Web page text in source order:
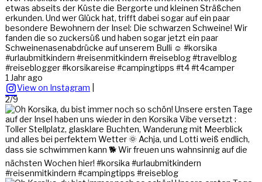
etwas abseits der Küste die Bergorte und kleinen Sträßchen
erkunden. Und wer Glück hat, trifft dabei sogar auf ein paar
besondere Bewohnern der Insel: Die schwarzen Schweine! Wir
fanden die so zuckersüß und haben sogar jetzt ein paar
Schweinenasenabdrücke auf unserem Bulli ☺️ #korsika
#urlaubmitkindern #reisenmitkindern #reiseblog #travelblog
#reiseblogger #korsikareise #campingtipps #t4 #t4camper
1 Jahr ago
View on Instagram
2/9